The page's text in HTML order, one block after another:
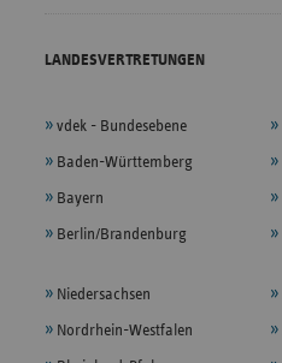
LANDESVERTRETUNGEN
vdek - Bundesebene
Baden-Württemberg
Bayern
Berlin/Brandenburg
Niedersachsen
Nordrhein-Westfalen